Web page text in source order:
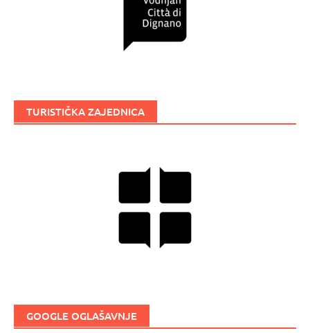
TURISTIČKA ZAJEDNICA
GOOGLE OGLAŠAVNJE